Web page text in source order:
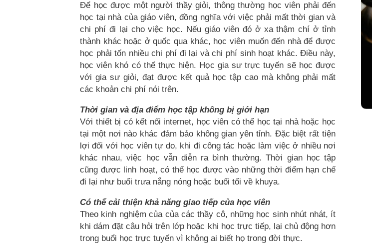
Để học được một người thầy giỏi, thông thường học viên phải đến
học tại nhà của giáo viên, đồng nghĩa với việc phải mất thời gian và
chi phí đi lại cho việc học. Nếu giáo viên đó ở xa thậm chí ở tỉnh
thành khác hoặc ở quốc qua khác, học viên muốn đến nhà để được
học phải tốn nhiều chi phí đi lại và chi phí sinh hoạt khác. Điều này,
học viên khó có thể thực hiện. Học gia sư trực tuyến sẽ học được
với gia sư giỏi, đạt được kết quả học tập cao mà không phải mất
các khoản chi phí nói trên.
Thời gian và địa điểm học tập không bị giới hạn
Với thiết bị có kết nối internet, học viên có thể học tại nhà hoặc học
tại một nơi nào khác đảm bảo không gian yên tỉnh. Đặc biệt rất tiện
lợi đối với học viên tự do, khi đi công tác hoặc làm việc ở nhiều nơi
khác nhau, việc học vẫn diễn ra bình thường. Thời gian học tập
cũng được linh hoạt, có thể học được vào những thời điểm hạn chế
đi lại như buổi trưa nắng nóng hoặc buổi tối về khuya.
Có thể cải thiện khả năng giao tiếp của học viên
Theo kinh nghiệm của của các thầy cô, những học sinh nhút nhát, ít
khi dám đặt câu hỏi trên lớp hoặc khi học trực tiếp, lại chủ động hơn
trong buổi học trực tuyến vì không ai biết họ trong đời thực.